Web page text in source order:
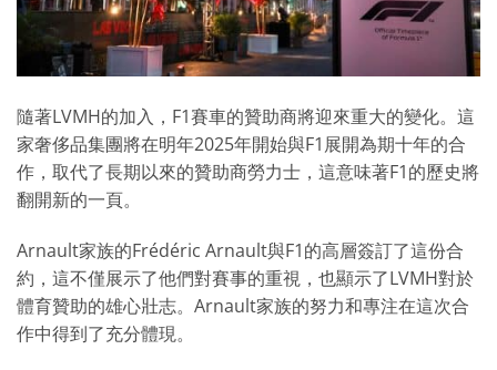
隨著LVMH的加入，F1賽車的贊助商將迎來重大的變化。這
家奢侈品集團將在明年2025年開始與F1展開為期十年的合
作，取代了長期以來的贊助商勞力士，這意味著F1的歷史將
翻開新的一頁。
Arnault家族的Frédéric Arnault與F1的高層簽訂了這份合
約，這不僅展示了他們對賽事的重視，也顯示了LVMH對於
體育贊助的雄心壯志。Arnault家族的努力和專注在這次合
作中得到了充分體現。